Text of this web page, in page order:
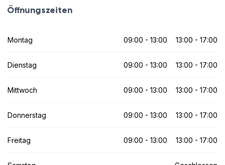
Öffnungszeiten
Montag 09:00 - 13:00 13:00 - 17:00
Dienstag 09:00 - 13:00 13:00 - 17:00
Mittwoch 09:00 - 13:00 13:00 - 17:00
Donnerstag 09:00 - 13:00 13:00 - 17:00
Freitag 09:00 - 13:00 13:00 - 17:00